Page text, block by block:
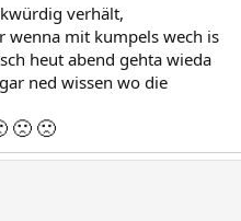
verhält,
wenna mit kumpels wech is
heut abend gehta wieda
ned wissen wo die
🙁 🙁